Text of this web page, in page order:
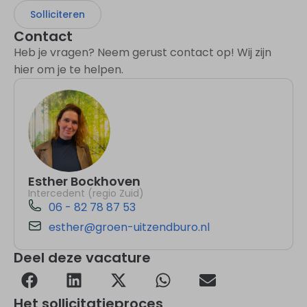
Solliciteren
Contact
Heb je vragen? Neem gerust contact op! Wij zijn
hier om je te helpen.
Esther Bockhoven
Intercedent (regio Zuid)
06 - 82 78 87 53
esther@groen-uitzendburo.nl
Deel deze vacature